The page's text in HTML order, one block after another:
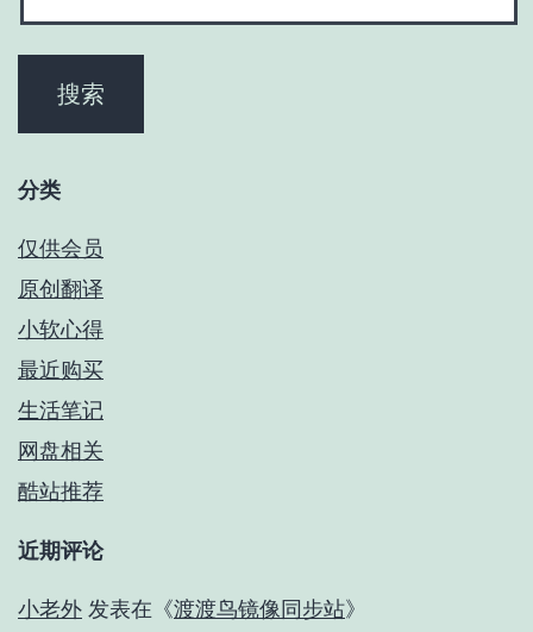
分类
仅供会员
原创翻译
小软心得
最近购买
生活笔记
网盘相关
酷站推荐
近期评论
小老外 发表在《渡渡鸟镜像同步站》